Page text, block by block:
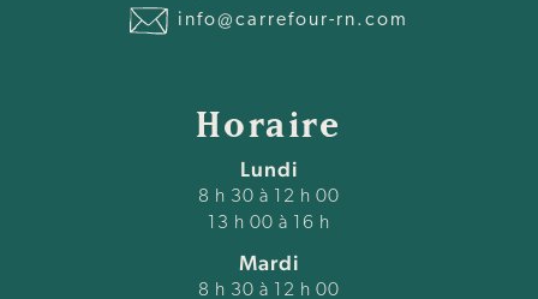
info@carrefour-rn.com
Horaire
Lundi
8 h 30 à 12 h 00
13 h 00 à 16 h
Mardi
8 h 30 à 12 h 00